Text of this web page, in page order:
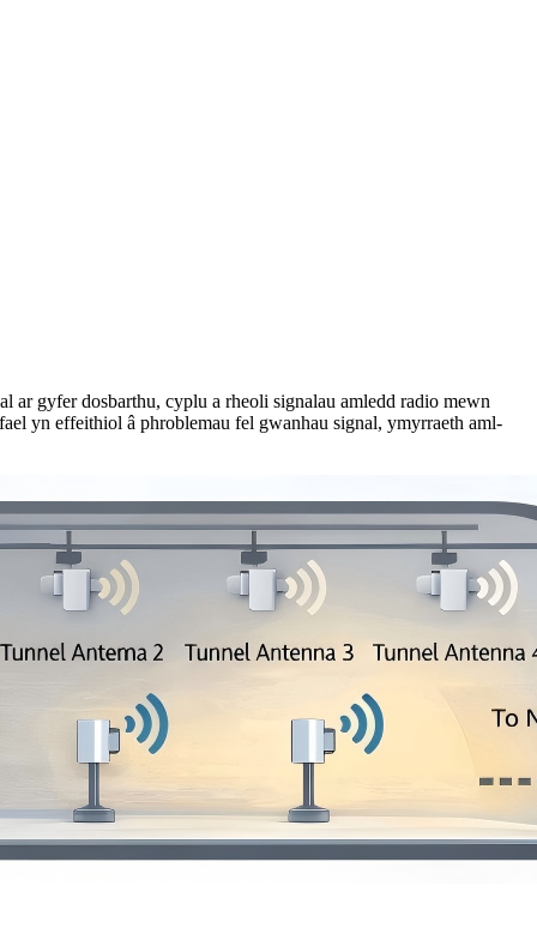
ar gyfer dosbarthu, cyplu a rheoli signalau amledd radio mewn
yn effeithiol â phroblemau fel gwanhau signal, ymyrraeth aml-